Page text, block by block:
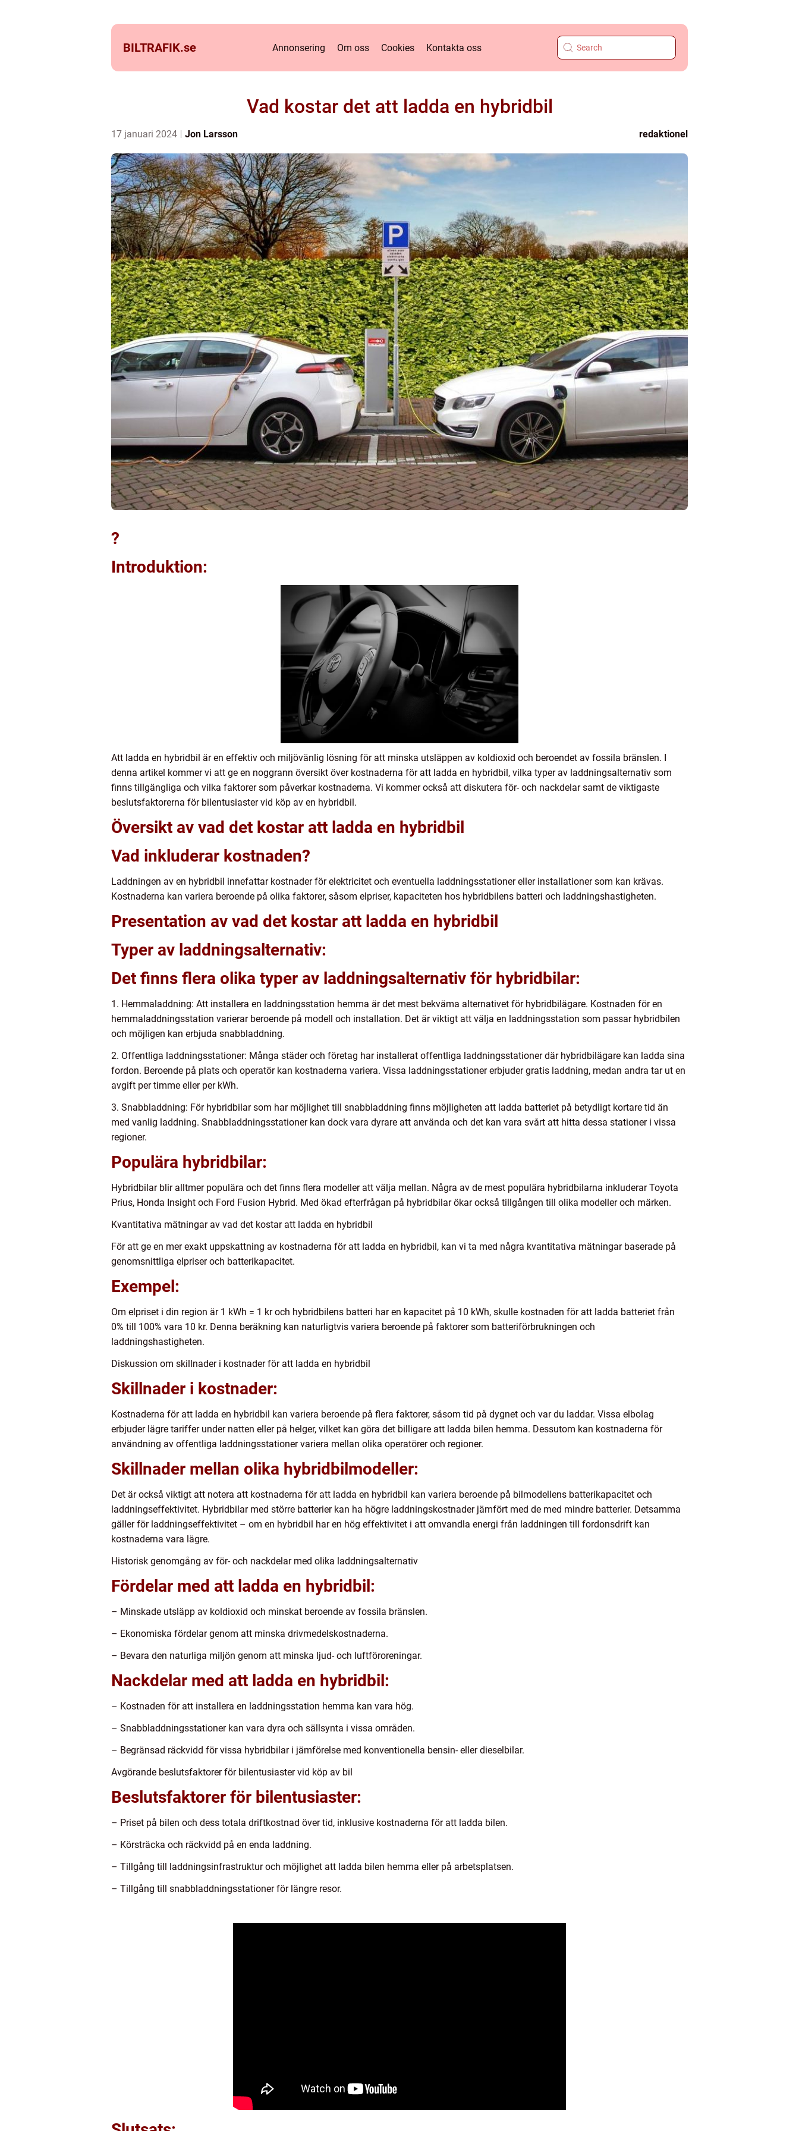
BILTRAFIK.se Annonsering Om oss Cookies Kontakta oss
Vad kostar det att ladda en hybridbil
17 januari 2024 Jon Larsson redaktionel
?
Introduktion:
Att ladda en hybridbil är en effektiv och miljövänlig lösning för att minska utsläppen av koldioxid och beroendet av fossila bränslen. I
denna artikel kommer vi att ge en noggrann översikt över kostnaderna för att ladda en hybridbil, vilka typer av laddningsalternativ som
finns tillgängliga och vilka faktorer som påverkar kostnaderna. Vi kommer också att diskutera för- och nackdelar samt de viktigaste
beslutsfaktorerna för bilentusiaster vid köp av en hybridbil.
Översikt av vad det kostar att ladda en hybridbil
Vad inkluderar kostnaden?
Laddningen av en hybridbil innefattar kostnader för elektricitet och eventuella laddningsstationer eller installationer som kan krävas.
Kostnaderna kan variera beroende på olika faktorer, såsom elpriser, kapaciteten hos hybridbilens batteri och laddningshastigheten.
Presentation av vad det kostar att ladda en hybridbil
Typer av laddningsalternativ:
Det finns flera olika typer av laddningsalternativ för hybridbilar:
1. Hemmaladdning: Att installera en laddningsstation hemma är det mest bekväma alternativet för hybridbilägare. Kostnaden för en
hemmaladdningsstation varierar beroende på modell och installation. Det är viktigt att välja en laddningsstation som passar hybridbilen
och möjligen kan erbjuda snabbladdning.
2. Offentliga laddningsstationer: Många städer och företag har installerat offentliga laddningsstationer där hybridbilägare kan ladda sina
fordon. Beroende på plats och operatör kan kostnaderna variera. Vissa laddningsstationer erbjuder gratis laddning, medan andra tar ut en
avgift per timme eller per kWh.
3. Snabbladdning: För hybridbilar som har möjlighet till snabbladdning finns möjligheten att ladda batteriet på betydligt kortare tid än
med vanlig laddning. Snabbladdningsstationer kan dock vara dyrare att använda och det kan vara svårt att hitta dessa stationer i vissa
regioner.
Populära hybridbilar:
Hybridbilar blir alltmer populära och det finns flera modeller att välja mellan. Några av de mest populära hybridbilarna inkluderar Toyota
Prius, Honda Insight och Ford Fusion Hybrid. Med ökad efterfrågan på hybridbilar ökar också tillgången till olika modeller och märken.
Kvantitativa mätningar av vad det kostar att ladda en hybridbil
För att ge en mer exakt uppskattning av kostnaderna för att ladda en hybridbil, kan vi ta med några kvantitativa mätningar baserade på
genomsnittliga elpriser och batterikapacitet.
Exempel:
Om elpriset i din region är 1 kWh = 1 kr och hybridbilens batteri har en kapacitet på 10 kWh, skulle kostnaden för att ladda batteriet från
0% till 100% vara 10 kr. Denna beräkning kan naturligtvis variera beroende på faktorer som batteriförbrukningen och
laddningshastigheten.
Diskussion om skillnader i kostnader för att ladda en hybridbil
Skillnader i kostnader:
Kostnaderna för att ladda en hybridbil kan variera beroende på flera faktorer, såsom tid på dygnet och var du laddar. Vissa elbolag
erbjuder lägre tariffer under natten eller på helger, vilket kan göra det billigare att ladda bilen hemma. Dessutom kan kostnaderna för
användning av offentliga laddningsstationer variera mellan olika operatörer och regioner.
Skillnader mellan olika hybridbilmodeller:
Det är också viktigt att notera att kostnaderna för att ladda en hybridbil kan variera beroende på bilmodellens batterikapacitet och
laddningseffektivitet. Hybridbilar med större batterier kan ha högre laddningskostnader jämfört med de med mindre batterier. Detsamma
gäller för laddningseffektivitet – om en hybridbil har en hög effektivitet i att omvandla energi från laddningen till fordonsdrift kan
kostnaderna vara lägre.
Historisk genomgång av för- och nackdelar med olika laddningsalternativ
Fördelar med att ladda en hybridbil:
– Minskade utsläpp av koldioxid och minskat beroende av fossila bränslen.
– Ekonomiska fördelar genom att minska drivmedelskostnaderna.
– Bevara den naturliga miljön genom att minska ljud- och luftföroreningar.
Nackdelar med att ladda en hybridbil:
– Kostnaden för att installera en laddningsstation hemma kan vara hög.
– Snabbladdningsstationer kan vara dyra och sällsynta i vissa områden.
– Begränsad räckvidd för vissa hybridbilar i jämförelse med konventionella bensin- eller dieselbilar.
Avgörande beslutsfaktorer för bilentusiaster vid köp av bil
Beslutsfaktorer för bilentusiaster:
– Priset på bilen och dess totala driftkostnad över tid, inklusive kostnaderna för att ladda bilen.
– Körsträcka och räckvidd på en enda laddning.
– Tillgång till laddningsinfrastruktur och möjlighet att ladda bilen hemma eller på arbetsplatsen.
– Tillgång till snabbladdningsstationer för längre resor.